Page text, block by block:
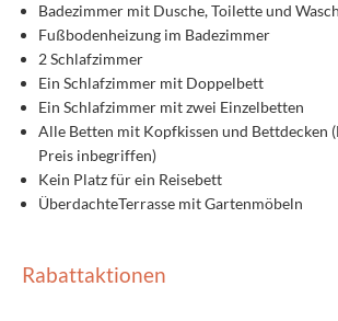
Badezimmer mit Dusche, Toilette und
Fußbodenheizung im Badezimmer
2 Schlafzimmer
Ein Schlafzimmer mit Doppelbett
Ein Schlafzimmer mit zwei Einzelbetten
Alle Betten mit Kopfkissen und Bettdecken
Preis inbegriffen)
Kein Platz für ein Reisebett
ÜberdachteTerrasse mit Gartenmöbeln
Rabattaktionen